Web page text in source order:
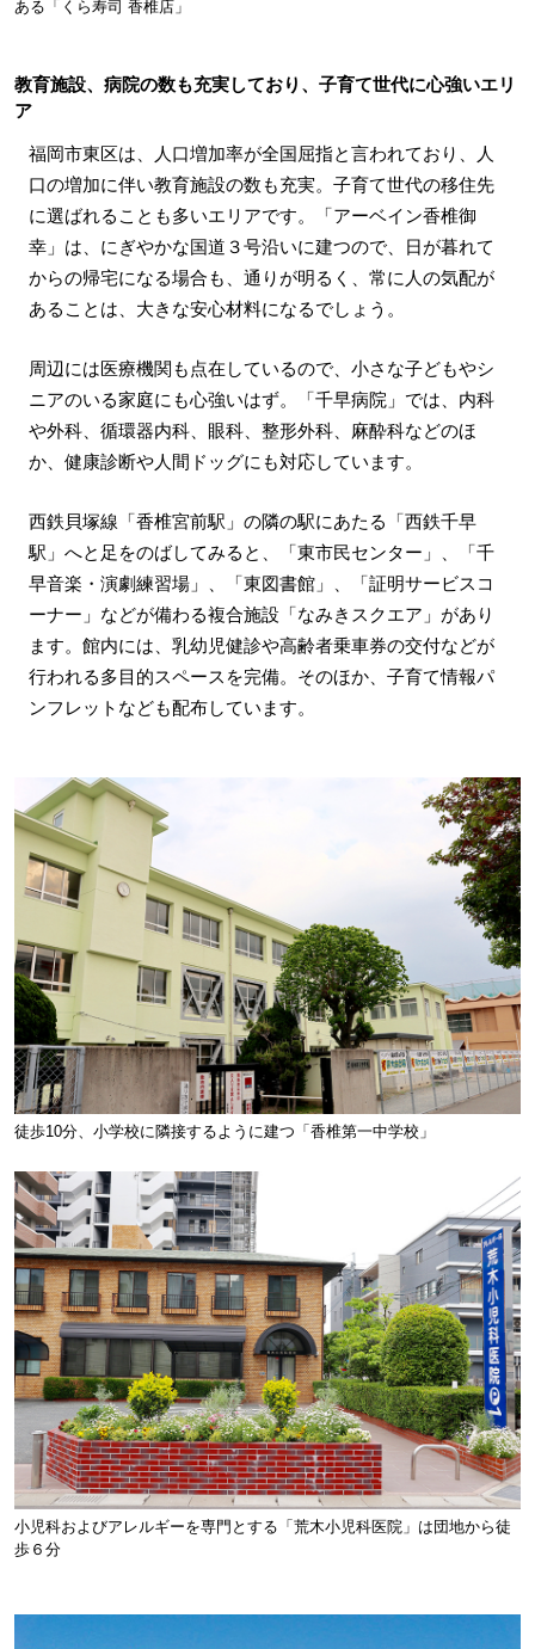
ある「くら寿司 香椎店」
教育施設、病院の数も充実しており、子育て世代に心強いエリ
ア
福岡市東区は、人口増加率が全国屈指と言われており、人
口の増加に伴い教育施設の数も充実。子育て世代の移住先
に選ばれることも多いエリアです。「アーベイン香椎御
幸」は、にぎやかな国道３号沿いに建つので、日が暮れて
からの帰宅になる場合も、通りが明るく、常に人の気配が
あることは、大きな安心材料になるでしょう。
周辺には医療機関も点在しているので、小さな子どもやシ
ニアのいる家庭にも心強いはず。「千早病院」では、内科
や外科、循環器内科、眼科、整形外科、麻酔科などのほ
か、健康診断や人間ドッグにも対応しています。
西鉄貝塚線「香椎宮前駅」の隣の駅にあたる「西鉄千早
駅」へと足をのばしてみると、「東市民センター」、「千
早音楽・演劇練習場」、「東図書館」、「証明サービスコ
ーナー」などが備わる複合施設「なみきスクエア」があり
ます。館内には、乳幼児健診や高齢者乗車券の交付などが
行われる多目的スペースを完備。そのほか、子育て情報パ
ンフレットなども配布しています。
徒歩10分、小学校に隣接するように建つ「香椎第一中学校」
小児科およびアレルギーを専門とする「荒木小児科医院」は団地から徒
歩６分